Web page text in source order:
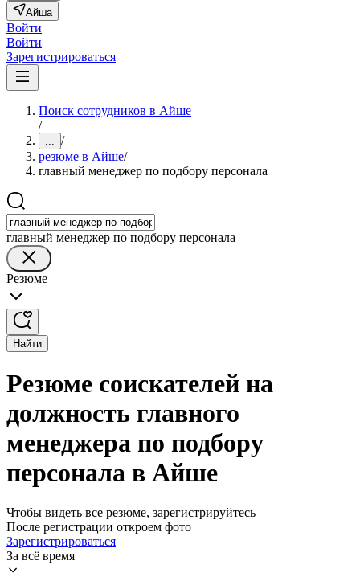
Айша
Войти
Войти
Зарегистрироваться
Поиск сотрудников в Айше
/
... /
резюме в Айше/
главный менеджер по подбору персонала
главный менеджер по подбору персонала
Резюме
Найти
Резюме соискателей на
должность главного
менеджера по подбору
персонала в Айше
Чтобы видеть все резюме, зарегистрируйтесь
После регистрации откроем фото
Зарегистрироваться
За всё время